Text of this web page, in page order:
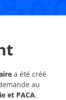
a été créé
au
et PACA.